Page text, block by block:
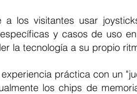
y casos de uso
la tecnología a su propio
los chips de